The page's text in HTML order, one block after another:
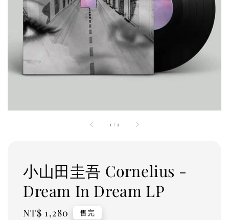
1 /1
小山田圭吾 Cornelius -
Dream In Dream LP
Regular
NT$ 1,280 售完